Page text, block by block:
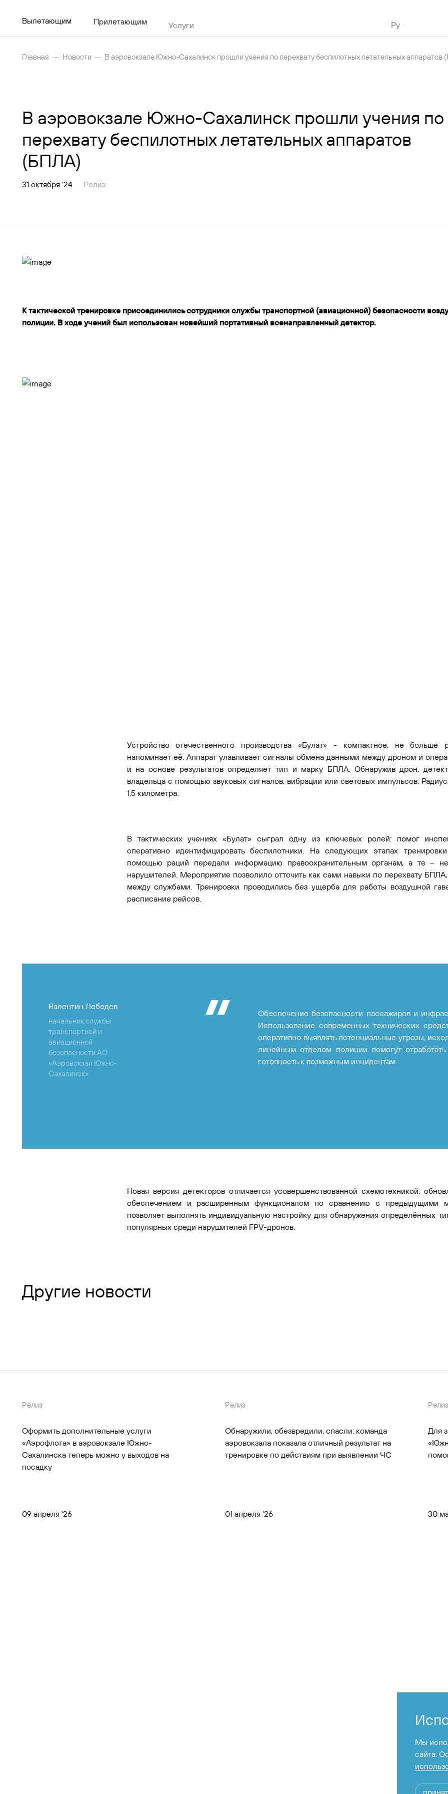
Вылетающим Прилетающим Услуги Ру
Прилетающим
Услуги
Как добраться
Аэропорт
Главная Новости В аэровокзале Южно-Сахалинск прошли учения по перехвату беспилотных летательных аппаратов
В аэровокзале Южно-Сахалинск прошли учения по
перехвату беспилотных летательных аппаратов
(БПЛА)
31 октября '24 Релиз
К тактической тренировке присоединились сотрудники службы транспортной (авиационной) безопасности
полиции. В ходе учений был использован новейший портативный всенаправленный детектор.
Устройство отечественного производства «Булат» - компактное, не больше
напоминает её. Аппарат улавливает сигналы обмена данными между дроном и
и на основе результатов определяет тип и марку БПЛА. Обнаружив дрон,
владельца с помощью звуковых сигналов, вибрации или световых импульсов.
1,5 километра.
В тактических учениях «Булат» сыграл одну из ключевых ролей: помог
оперативно идентифицировать беспилотники. На следующих этапах
помощью раций передали информацию правоохранительным органам, а те –
нарушителей. Мероприятие позволило отточить как сами навыки по перехвату
между службами. Тренировки проводились без ущерба для работы воздушной
расписание рейсов.
Обеспечение безопасности пассажиров и
Использование современных технических
оперативно выявлять потенциальные угрозы,
линейным отделом полиции помогут
готовность к возможным инцидентам
Валентин Лебедев
начальник службы
транспортной и
авиационной
безопасности АО
«Аэровокзал Южно-
Сахалинск»
Новая версия детекторов отличается усовершенствованной схемотехникой,
обеспечением и расширенным функционалом по сравнению с предыдущими
позволяет выполнять индивидуальную настройку для обнаружения определённых
популярных среди нарушителей FPV-дронов.
Другие новости
Релиз
Оформить дополнительные услуги
«Аэрофлота» в аэровокзале Южно-
Сахалинска теперь можно у выходов на
посадку
09 апреля '26
Релиз
Обнаружили, обезвредили, спасли: команда
аэровокзала показала отличный результат на
тренировке по действиям при выявлении ЧС
01 апреля '26
Релиз
Для
30
Мы
сайта.